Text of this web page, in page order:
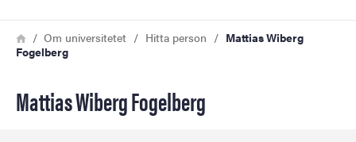
Om webbplatsen
Länkstig
HemOm universitetet Hitta person
Mattias Wiberg
Fogelberg
Mattias Wiberg Fogelberg